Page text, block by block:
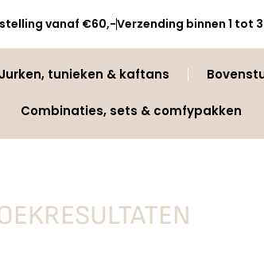
vanaf €60,-Verzending binnen 1 tot
Jurken, tunieken & kaftans
Combinaties, sets & comfypakken